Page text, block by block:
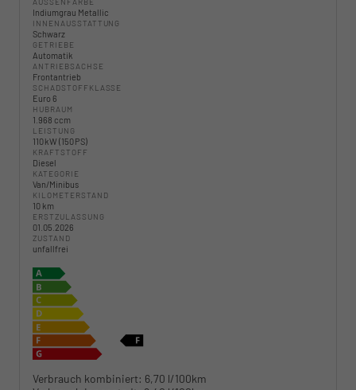
AUSSENFARBE
Indiumgrau Metallic
INNENAUSSTATTUNG
Schwarz
GETRIEBE
Automatik
ANTRIEBSACHSE
Frontantrieb
SCHADSTOFFKLASSE
Euro 6
HUBRAUM
1.968 ccm
LEISTUNG
110 kW (150 PS)
KRAFTSTOFF
Diesel
KATEGORIE
Van/Minibus
KILOMETERSTAND
10 km
ERSTZULASSUNG
01.05.2026
ZUSTAND
unfallfrei
Verbrauch kombiniert: 6,70 l/100km